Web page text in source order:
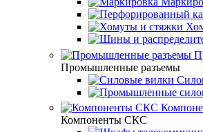
Промышленные разъемы
Компоненты СКС